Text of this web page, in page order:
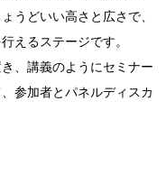
うどいい高さと広さで、
えるステージです。
、講義のようにセミナー
参加者とパネルディスカ